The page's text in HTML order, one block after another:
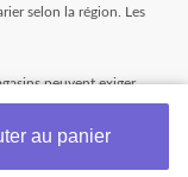
au panier
selon la région. Les
peuvent exiger
taxes). Les
assujetties à un petit